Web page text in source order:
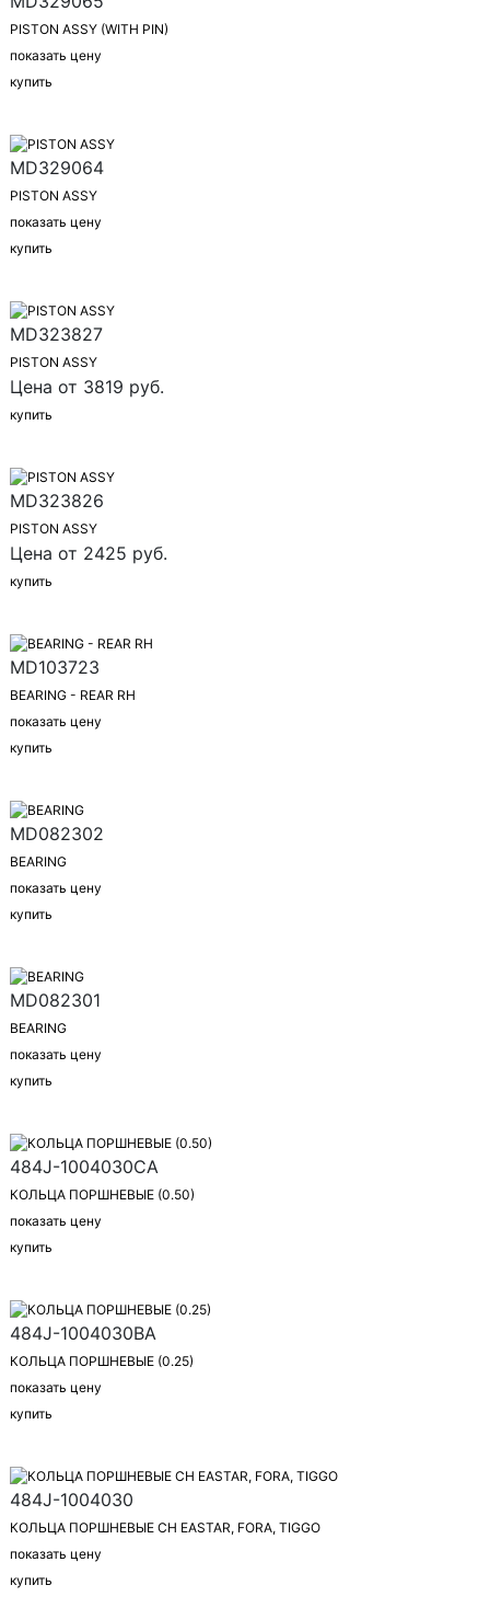
PISTON ASSY (WITH PIN)
показать цену
купить
MD329064
PISTON ASSY
показать цену
купить
MD323827
PISTON ASSY
Цена от 3819 руб.
купить
MD323826
PISTON ASSY
Цена от 2425 руб.
купить
MD103723
BEARING - REAR RH
показать цену
купить
MD082302
BEARING
показать цену
купить
MD082301
BEARING
показать цену
купить
484J-1004030CA
КОЛЬЦА ПОРШНЕВЫЕ (0.50)
показать цену
купить
484J-1004030BA
КОЛЬЦА ПОРШНЕВЫЕ (0.25)
показать цену
купить
484J-1004030
КОЛЬЦА ПОРШНЕВЫЕ CH EASTAR, FORA, TIGGO
показать цену
купить